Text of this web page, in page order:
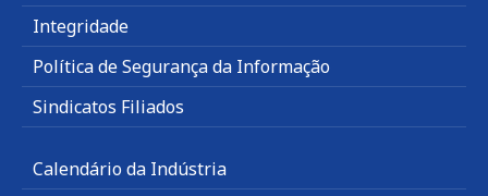
Integridade
Política de Segurança da Informação
Sindicatos Filiados
Calendário da Indústria